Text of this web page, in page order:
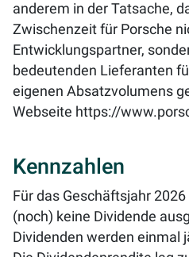
anderem in der Tatsache,
Zwischenzeit für Porsche
Entwicklungspartner,
bedeutenden Lieferanten
eigenen Absatzvolumens
Webseite https://
Kennzahlen
Für das Geschäftsjahr
(noch) keine Dividende
Dividenden werden einmal